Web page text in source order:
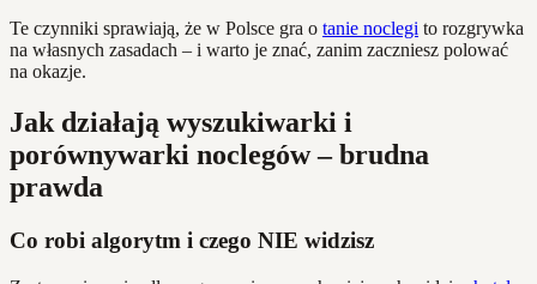
Te czynniki sprawiają, że w Polsce gra o tanie noclegi to rozgrywka
na własnych zasadach – i warto je znać, zanim zaczniesz polować
na okazje.
Jak działają wyszukiwarki i
porównywarki noclegów – brudna
prawda
Co robi algorytm i czego NIE widzisz